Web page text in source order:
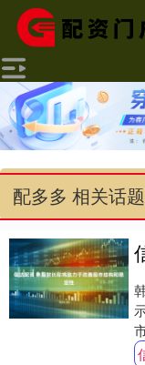
配多多 相关话题